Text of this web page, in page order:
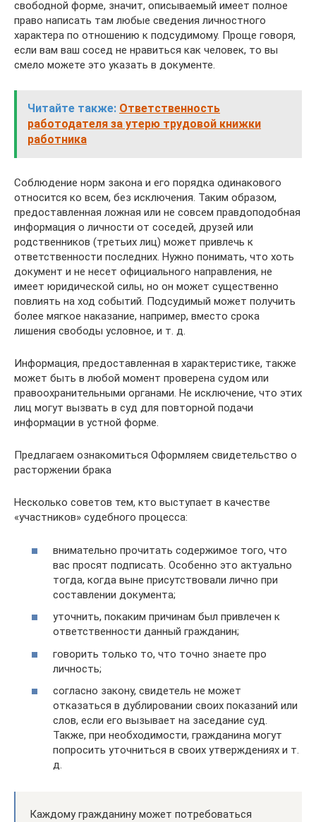
свободной форме, значит, описываемый имеет полное
право написать там любые сведения личностного
характера по отношению к подсудимому. Проще говоря,
если вам ваш сосед не нравиться как человек, то вы
смело можете это указать в документе.
Читайте также: Ответственность
работодателя за утерю трудовой книжки
работника
Соблюдение норм закона и его порядка одинакового
относится ко всем, без исключения. Таким образом,
предоставленная ложная или не совсем правдоподобная
информация о личности от соседей, друзей или
родственников (третьих лиц) может привлечь к
ответственности последних. Нужно понимать, что хоть
документ и не несет официального направления, не
имеет юридической силы, но он может существенно
повлиять на ход событий. Подсудимый может получить
более мягкое наказание, например, вместо срока
лишения свободы условное, и т. д.
Информация, предоставленная в характеристике, также
может быть в любой момент проверена судом или
правоохранительными органами. Не исключение, что этих
лиц могут вызвать в суд для повторной подачи
информации в устной форме.
Предлагаем ознакомиться Оформляем свидетельство о
расторжении брака
Несколько советов тем, кто выступает в качестве
«участников» судебного процесса:
внимательно прочитать содержимое того, что
вас просят подписать. Особенно это актуально
тогда, когда выне присутствовали лично при
составлении документа;
уточнить, покаким причинам был привлечен к
ответственности данный гражданин;
говорить только то, что точно знаете про
личность;
согласно закону, свидетель не может
отказаться в дублировании своих показаний или
слов, если его вызывает на заседание суд.
Также, при необходимости, гражданина могут
попросить уточниться в своих утверждениях и т.
д.
Каждому гражданину может потребоваться